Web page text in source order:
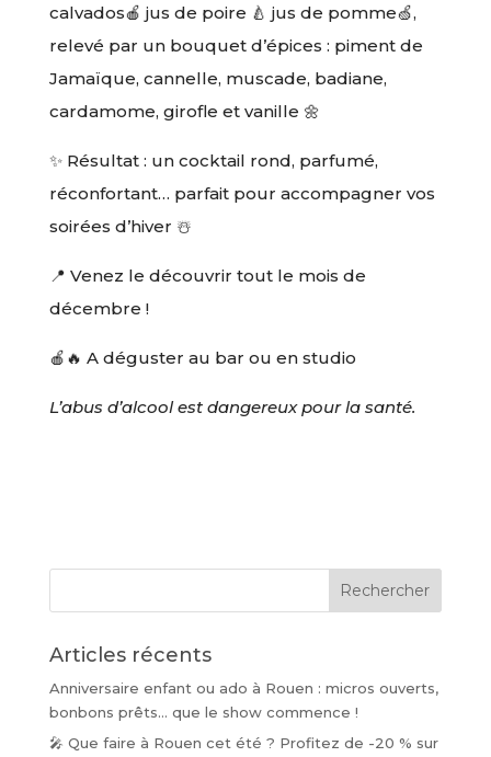
calvados🍎 jus de poire 🍐 jus de pomme🍏,
relevé par un bouquet d’épices : piment de
Jamaïque, cannelle, muscade, badiane,
cardamome, girofle et vanille 🌼
✨ Résultat : un cocktail rond, parfumé,
réconfortant… parfait pour accompagner vos
soirées d’hiver ☃️
📍 Venez le découvrir tout le mois de
décembre !
🍎🔥 A déguster au bar ou en studio
L’abus d’alcool est dangereux pour la santé.
Articles récents
Anniversaire enfant ou ado à Rouen : micros ouverts,
bonbons prêts… que le show commence !
🎤 Que faire à Rouen cet été ? Profitez de -20 % sur